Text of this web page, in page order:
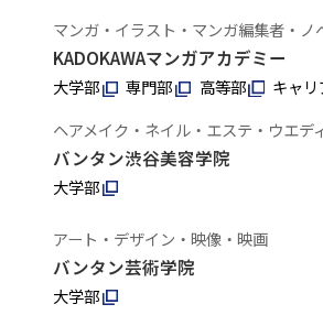
マンガ・イラスト・マンガ編集者・ノ
KADOKAWAマンガアカデミー
大学部 専門部 高等部
キャリ
ヘアメイク・ネイル・エステ・ウエデ
バンタン渋谷美容学院
大学部
アート・デザイン・映像・映画
バンタン芸術学院
大学部